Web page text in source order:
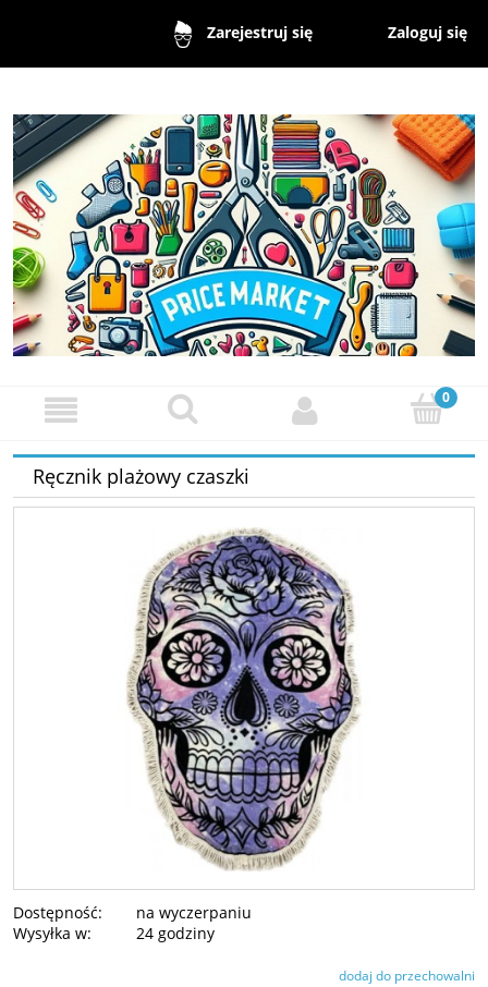
Zarejestruj się Zaloguj się
Ręcznik plażowy czaszki
Dostępność:
na wyczerpaniu
Wysyłka w:
24 godziny
dodaj do przechowalni